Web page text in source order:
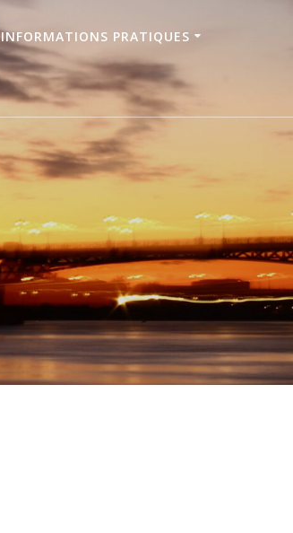
INFORMATIONS PRATIQUES